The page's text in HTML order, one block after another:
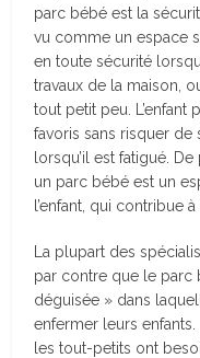
parc bébé est la
vu comme un espace
en toute sécurité
travaux de la maison,
tout petit peu. L’enfant
favoris sans risquer de
lorsqu’il est fatigué.
un parc bébé est un
l’enfant, qui contribue
La plupart des
par contre que le parc
déguisée » dans
enfermer leurs
les tout-petits ont